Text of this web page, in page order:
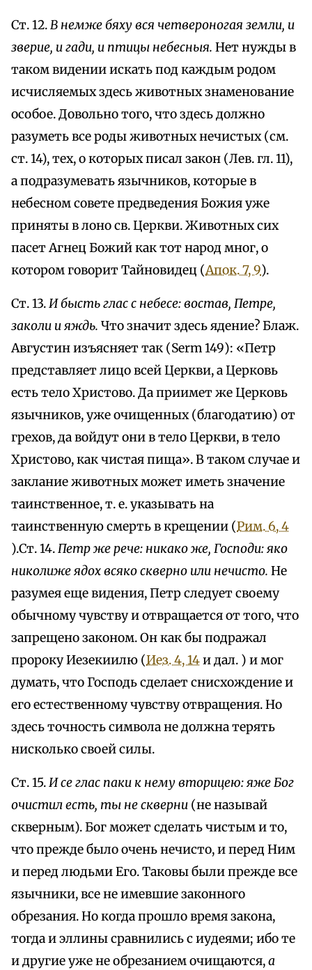
Ст. 12.В немже бяху вся четвероногая земли, и
зверие, и гади, и птицы небесныя. Нет нужды в
таком видении искать под каждым родом
исчисляемых здесь животных знаменование
особое. Довольно того, что здесь должно
разуметь все роды животных нечистых (см.
ст. 14), тех, о которых писал закон (Лев. гл. 11),
а подразумевать язычников, которые в
небесном совете предведения Божия уже
приняты в лоно св. Церкви. Животных сих
пасет Агнец Божий как тот народ мног, о
котором говорит Тайновидец (Апок. 7, 9).
Ст. 13.И бысть глас с небесе: востав, Петре,
заколи и яждь. Что значит здесь ядение? Блаж.
Августин изъясняет так (Serm 149): «Петр
представляет лицо всей Церкви, а Церковь
есть тело Христово. Да приимет же Церковь
язычников, уже очищенных (благодатию) от
грехов, да войдут они в тело Церкви, в тело
Христово, как чистая пища». В таком случае и
заклание животных может иметь значение
таинственное, т. е. указывать на
таинственную смерть в крещении (Рим. 6, 4
).Ст. 14.Петр же рече: никако же, Господи: яко
николиже ядох всяко скверно или нечисто. Не
разумея еще видения, Петр следует своему
обычному чувству и отвращается от того, что
запрещено законом. Он как бы подражал
пророку Иезекиилю (Иез. 4, 14и дал. ) и мог
думать, что Господь сделает снисхождение и
его естественному чувству отвращения. Но
здесь точность символа не должна терять
нисколько своей силы.
Ст. 15.И ce глас паки к нему вторицею: яже Бог
очистил есть, ты не скверни (не называй
скверным). Бог может сделать чистым и то,
что прежде было очень нечисто, и перед Ним
и перед людьми Его. Таковы были прежде все
язычники, все не имевшие законного
обрезания. Но когда прошло время закона,
тогда и эллины сравнились с иудеями; ибо те
и другие уже не обрезанием очищаются,а